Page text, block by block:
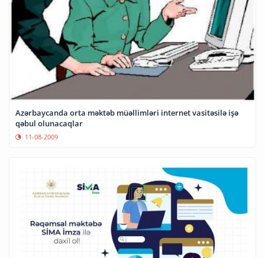
Azərbaycanda orta məktəb müəllimləri internet vasitəsilə işə
qəbul olunacaqlar
11-08-2009